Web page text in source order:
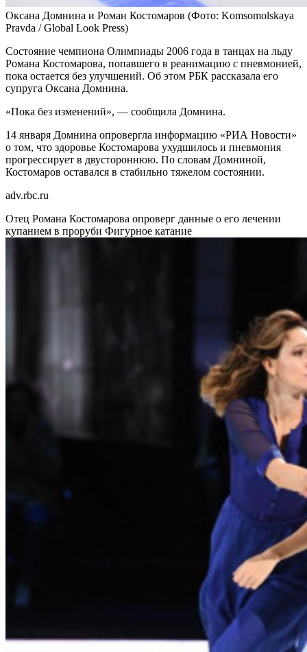
Оксана Домнина и Роман Костомаров (Фото: Komsomolskaya
Pravda / Global Look Press)
Состояние чемпиона Олимпиады 2006 года в танцах на льду
Романа Костомарова, попавшего в реанимацию с пневмонией,
пока остается без улучшений. Об этом РБК рассказала его
супруга Оксана Домнина.
«Пока без изменений», — сообщила Домнина.
14 января Домнина опровергла информацию «РИА Новости»
о том, что здоровье Костомарова ухудшилось и пневмония
прогрессирует в двустороннюю. По словам Домниной,
Костомаров оставался в стабильно тяжелом состоянии.
adv.rbc.ru
Отец Романа Костомарова опроверг данные о его лечении
купанием в проруби Фигурное катание